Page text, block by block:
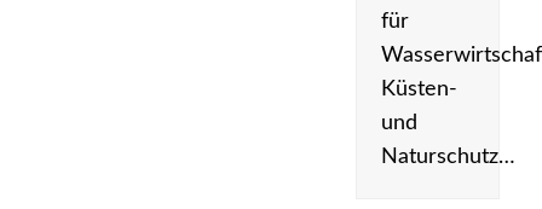
für
Küsten-
und
Naturschutz…